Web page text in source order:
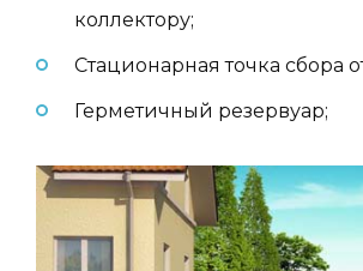
коллектору;
Стационарная точка сбора
Герметичный резервуар;